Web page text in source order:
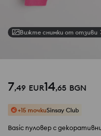
Вижте снимки от отзиви
7,49 EUR14,65 BGN
+15 точкиSinsay Club
Basic пуловер с